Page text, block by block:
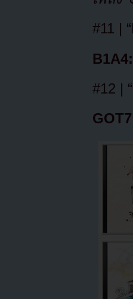
#11 |
B1A4:
#12 |